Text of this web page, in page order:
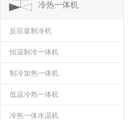
冷热一体机
反应釜制冷机
恒温制冷一体机
制冷加热一体机
低温冷热一体机
冷热一体水温机